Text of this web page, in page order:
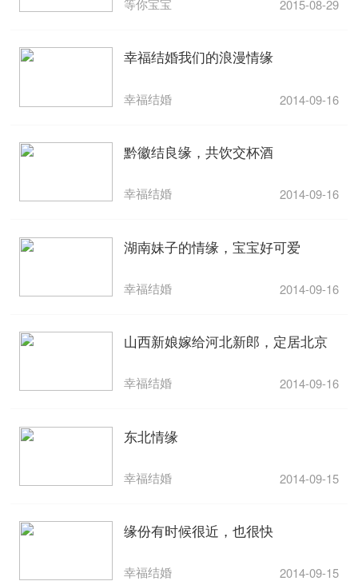
等你宝宝 2015-08-29
幸福结婚我们的浪漫情缘
幸福结婚 2014-09-16
黔徽结良缘，共饮交杯酒
幸福结婚 2014-09-16
湖南妹子的情缘，宝宝好可爱
幸福结婚 2014-09-16
山西新娘嫁给河北新郎，定居北京
幸福结婚 2014-09-16
东北情缘
幸福结婚 2014-09-15
缘份有时候很近，也很快
幸福结婚 2014-09-15